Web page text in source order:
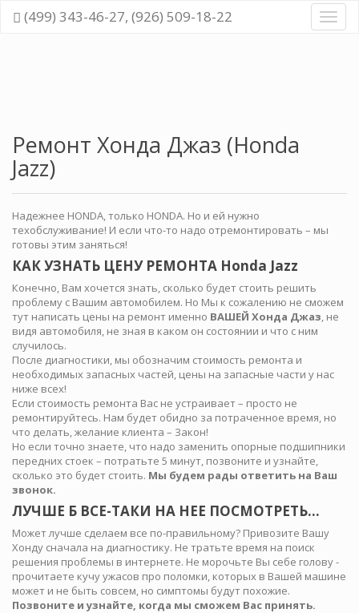
(499) 343-46-27, (926) 509-18-22
и
Ремонт Хонда Джаз (Honda
Jazz)
Надежнее HONDA, только HONDA. Но и ей нужно
техобслуживание! И если что-то надо отремонтировать – мы
готовы этим заняться!
КАК УЗНАТЬ ЦЕНУ РЕМОНТА Honda Jazz
Конечно, Вам хочется знать, сколько будет стоить решить
проблему с Вашим автомобилем. Но Мы к сожалению не сможем
тут написать цены на ремонт именно ВАШЕЙ Хонда Джаз, не
видя автомобиля, не зная в каком он состоянии и что с ним
случилось.
После диагностики, мы обозначим стоимость ремонта и
необходимых запасных частей, цены на запасные части у нас
ниже всех!
Если стоимость ремонта Вас не устраивает – просто не
ремонтируйтесь. Нам будет обидно за потраченное время, но
что делать, желание клиента – Закон!
Но если точно знаете, что надо заменить опорные подшипники
передних стоек – потратьте 5 минут, позвоните и узнайте,
сколько это будет стоить. Мы будем рады ответить на Ваш
звонок.
ЛУЧШЕ Б ВСЕ-ТАКИ НА НЕЕ ПОСМОТРЕТЬ…
Может лучше сделаем все по-правильному? Привозите Вашу
Хонду сначала на диагностику. Не тратьте время на поиск
решения проблемы в интернете. Не морочьте Вы себе голову -
прочитаете кучу ужасов про поломки, которых в Вашей машине
может и не быть совсем, но симптомы будут похожие.
Позвоните и узнайте, когда мы сможем Вас принять.